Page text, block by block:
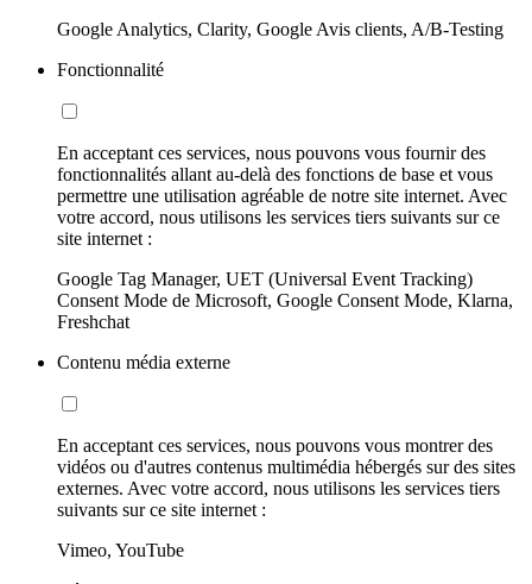
Google Analytics, Clarity, Google Avis clients, A/B-Testing
Fonctionnalité
En acceptant ces services, nous pouvons vous fournir des
fonctionnalités allant au-delà des fonctions de base et vous
permettre une utilisation agréable de notre site internet. Avec
votre accord, nous utilisons les services tiers suivants sur ce
site internet :
Google Tag Manager, UET (Universal Event Tracking)
Consent Mode de Microsoft, Google Consent Mode, Klarna,
Freshchat
Contenu média externe
En acceptant ces services, nous pouvons vous montrer des
vidéos ou d'autres contenus multimédia hébergés sur des sites
externes. Avec votre accord, nous utilisons les services tiers
suivants sur ce site internet :
Vimeo, YouTube